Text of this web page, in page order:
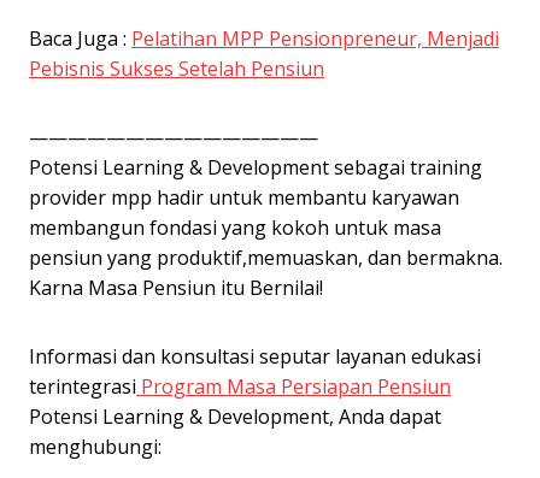
Baca Juga : Pelatihan MPP Pensionpreneur, Menjadi
Pebisnis Sukses Setelah Pensiun
———————————————
Potensi Learning & Development sebagai training
provider mpp hadir untuk membantu karyawan
membangun fondasi yang kokoh untuk masa
pensiun yang produktif,memuaskan, dan bermakna.
Karna Masa Pensiun itu Bernilai!
Informasi dan konsultasi seputar layanan edukasi
terintegrasi Program Masa Persiapan Pensiun
Potensi Learning & Development, Anda dapat
menghubungi: